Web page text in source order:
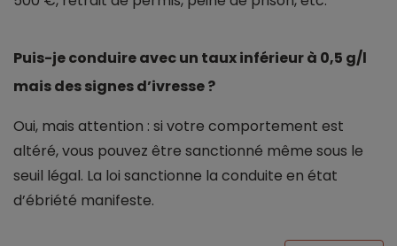
Puis-je conduire avec un taux inférieur à 0,5 g/l
mais des signes d’ivresse ?
Oui, mais attention : si votre comportement est
altéré, vous pouvez être sanctionné même sous le
seuil légal. La loi sanctionne la conduite en état
d’ébriété manifeste.